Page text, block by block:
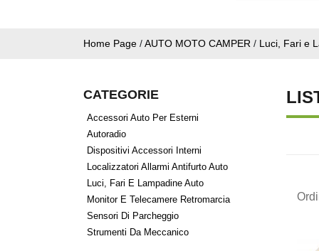
Home Page /AUTO MOTO CAMPER / Luci, Fari e
CATEGORIE
Accessori Auto Per Esterni
Autoradio
Dispositivi Accessori Interni
Localizzatori Allarmi Antifurto Auto
Luci, Fari E Lampadine Auto
Monitor E Telecamere Retromarcia
Sensori Di Parcheggio
Strumenti Da Meccanico